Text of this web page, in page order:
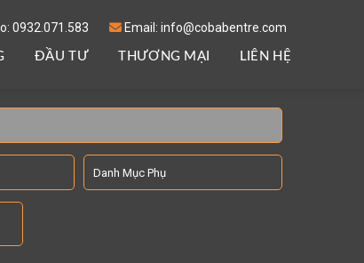
0932.071.583 Email: info@cobabentre.com
ĐẦU TƯ THƯƠNG MẠI LIÊN HỆ